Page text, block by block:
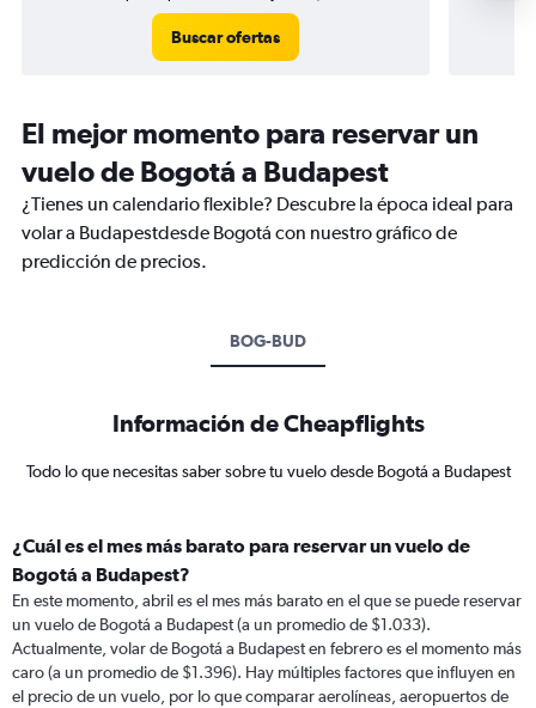
Buscar ofertas
El mejor momento para reservar un
vuelo de Bogotá a Budapest
¿Tienes un calendario flexible? Descubre la época ideal para
volar a Budapestdesde Bogotá con nuestro gráfico de
predicción de precios.
BOG-BUD
Información de Cheapflights
Todo lo que necesitas saber sobre tu vuelo desde Bogotá a Budapest
¿Cuál es el mes más barato para reservar un vuelo de
Bogotá a Budapest?
En este momento, abril es el mes más barato en el que se puede reservar
un vuelo de Bogotá a Budapest (a un promedio de $1.033).
Actualmente, volar de Bogotá a Budapest en febrero es el momento más
caro (a un promedio de $1.396). Hay múltiples factores que influyen en
el precio de un vuelo, por lo que comparar aerolíneas, aeropuertos de